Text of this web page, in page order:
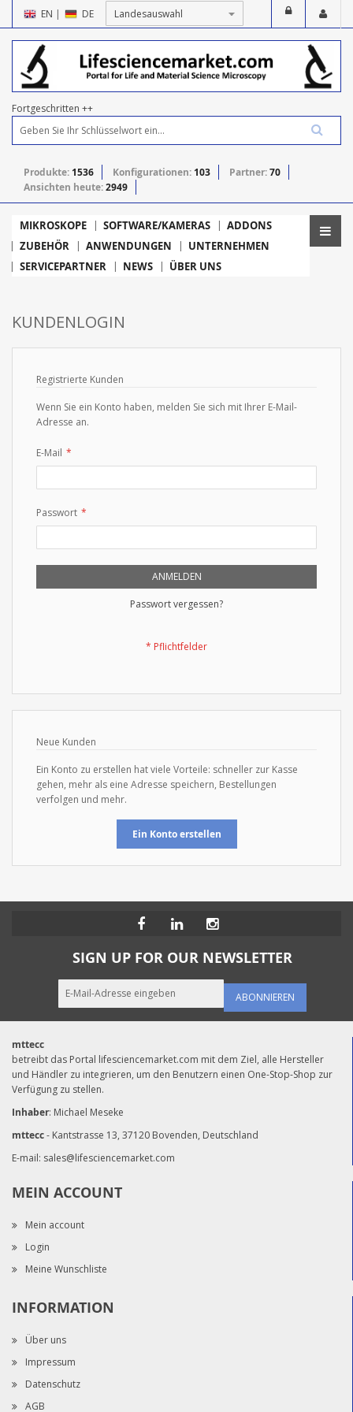
EN | DE
Fortgeschritten ++
Produkte: 1536 Konfigurationen: 103 Partner:70
Ansichten heute:2949
MIKROSKOPE SOFTWARE/KAMERAS
ADDONS
ZUBEHÖR
ANWENDUNGEN
UNTERNEHMEN
SERVICEPARTNER
NEWS ÜBER UNS
KUNDENLOGIN
Registrierte Kunden
Wenn Sie ein Konto haben, melden Sie sich mit Ihrer E-Mail-
Adresse an.
E-Mail
Passwort
ANMELDEN
Passwort vergessen?
Neue Kunden
Ein Konto zu erstellen hat viele Vorteile: schneller zur Kasse
gehen, mehr als eine Adresse speichern, Bestellungen
verfolgen und mehr.
Ein Konto erstellen
SIGN UP FOR OUR NEWSLETTER
ABONNIEREN
mttecc
betreibt das Portal lifesciencemarket.com mit dem Ziel, alle Hersteller
und Händler zu integrieren, um den Benutzern einen One-Stop-Shop zur
Verfügung zu stellen.
Inhaber: Michael Meseke
mttecc- Kantstrasse 13, 37120 Bovenden, Deutschland
E-mail: sales@lifesciencemarket.com
MEIN ACCOUNT
Mein account
Login
Meine Wunschliste
INFORMATION
Über uns
Impressum
Datenschutz
AGB